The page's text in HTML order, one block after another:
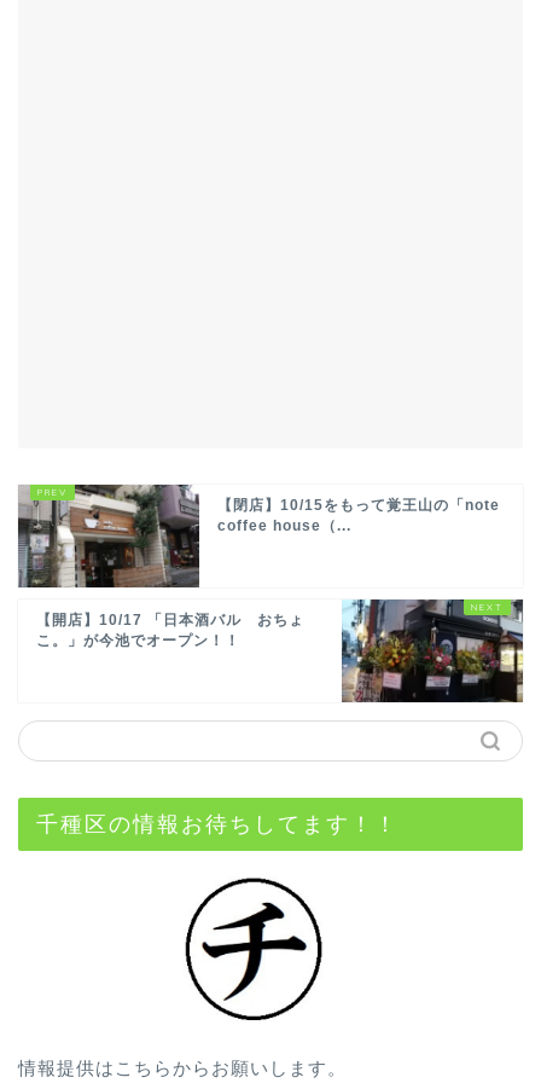
【閉店】10/15をもって覚王山の「note
coffee house（...
【開店】10/17 「日本酒バル おちょ
こ。」が今池でオープン！！
千種区の情報お待ちしてます！！
情報提供はこちらからお願いします。